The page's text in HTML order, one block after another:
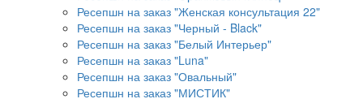
Ресепшн на заказ "Женская консультация 22"
Ресепшн на заказ "Черный - Black"
Ресепшн на заказ "Белый Интерьер"
Ресепшн на заказ "Luna"
Ресепшн на заказ "Овальный"
Ресепшн на заказ "МИСТИК"